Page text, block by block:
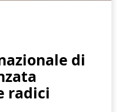
di
radici